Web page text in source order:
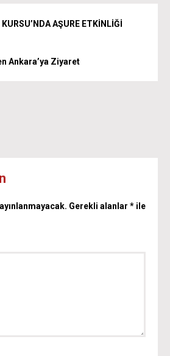
KURSU’NDA AŞURE ETKİNLİĞİ
Ankara’ya Ziyaret
Gerekli alanlar * ile